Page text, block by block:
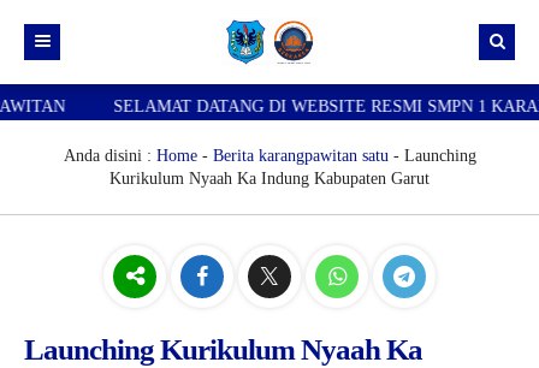
Beranda
Berkarsa
Lidah (Liputan dalam sekolah)
Lurah (Liputan luar sekolah)
Visi Misi dan Tujuan Sekolah
Staff TU dan kepegawaian
SELAMAT DATANG DI WEBSITE RESMI SMPN 1
Anda disini : Home- Berita karangpawitan satu- Launching
Kurikulum Nyaah Ka Indung Kabupaten Garut
Launching Kurikulum Nyaah Ka